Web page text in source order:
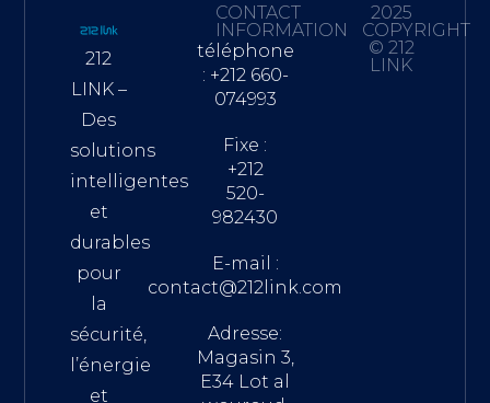
212
LINK –
Des
solutions
intelligentes
et
durables
pour
la
sécurité,
l’énergie
et
CONTACT
INFORMATION
téléphone
: +212 660-
074993
Fixe :
+212
520-
982430
E-mail :
contact@212link.com
Adresse:
Magasin 3,
E34 Lot al
2025
COPYRIGHT
© 212
LINK